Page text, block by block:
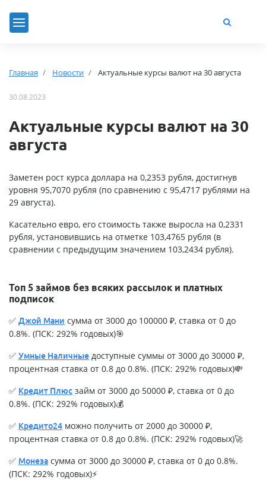
Главная Новости Актуальные курсы валют на 30 августа
30.08.2023
Актуальные курсы валют на 30
августа
Заметен рост курса доллара на 0,2353 рубля, достигнув
уровня 95,7070 рубля (по сравнению с 95,4717 рублями на
29 августа).
Касательно евро, его стоимость также выросла на 0,2331
рубля, установившись на отметке 103,4765 рубля (в
сравнении с предыдущим значением 103,2434 рубля).
Топ 5 займов без всяких рассылок и платных
подписок
✅ Джой Мани сумма от 3000 до 100000 ₽, ставка от 0 до
0.8%. (ПСК: 292% годовых)🎯
✅ Умные Наличные доступные суммы от 3000 до 30000 ₽,
процентная ставка от 0.8 до 0.8%. (ПСК: 292% годовых)💸
✅ Кредит Плюс займ от 3000 до 50000 ₽, ставка от 0 до
0.8%. (ПСК: 292% годовых)💰
✅ Кредито24 можно получить от 2000 до 30000 ₽,
процентная ставка от 0.8 до 0.8%. (ПСК: 292% годовых)🚀
✅ Монеза сумма от 3000 до 30000 ₽, ставка от 0 до 0.8%.
(ПСК: 292% годовых)⚡